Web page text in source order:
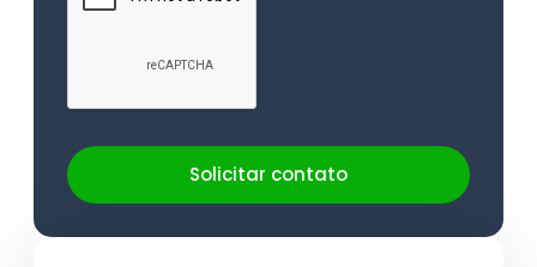
Solicitar contato